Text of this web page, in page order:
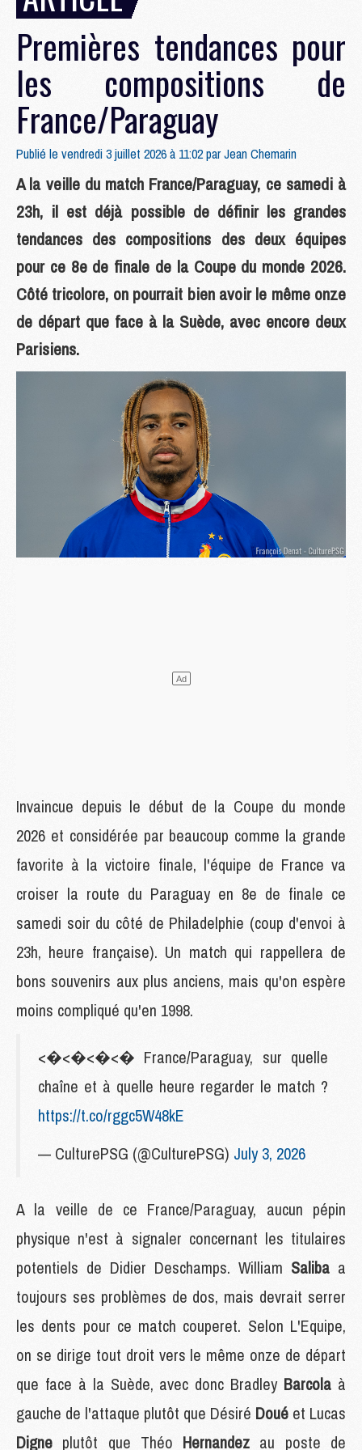
Premières tendances pour
les compositions de
France/Paraguay
Publié le vendredi 3 juillet 2026 à 11:02 parJean Chemarin
A la veille du match France/Paraguay, ce samedi à
23h, il est déjà possible de définir les grandes
tendances des compositions des deux équipes
pour ce 8e de finale de la Coupe du monde 2026.
Côté tricolore, on pourrait bien avoir le même onze
de départ que face à la Suède, avec encore deux
Parisiens.
Invaincue depuis le début de la Coupe du monde
2026 et considérée par beaucoup comme la grande
favorite à la victoire finale, l'équipe de France va
croiser la route du Paraguay en 8e de finale ce
samedi soir du côté de Philadelphie (coup d'envoi à
23h, heure française). Un match qui rappellera de
bons souvenirs aux plus anciens, mais qu'on espère
moins compliqué qu'en 1998.
<�<�<�<� France/Paraguay, sur quelle
chaîne et à quelle heure regarder le match ?
https://t.co/rggc5W48kE
— CulturePSG (@CulturePSG) July 3, 2026
A la veille de ce France/Paraguay, aucun pépin
physique n'est à signaler concernant les titulaires
potentiels de Didier Deschamps. William Saliba a
toujours ses problèmes de dos, mais devrait serrer
les dents pour ce match couperet. Selon L'Equipe,
on se dirige tout droit vers le même onze de départ
que face à la Suède, avec donc Bradley Barcola à
gauche de l'attaque plutôt que Désiré Doué et Lucas
Digne plutôt que Théo Hernandez au poste de